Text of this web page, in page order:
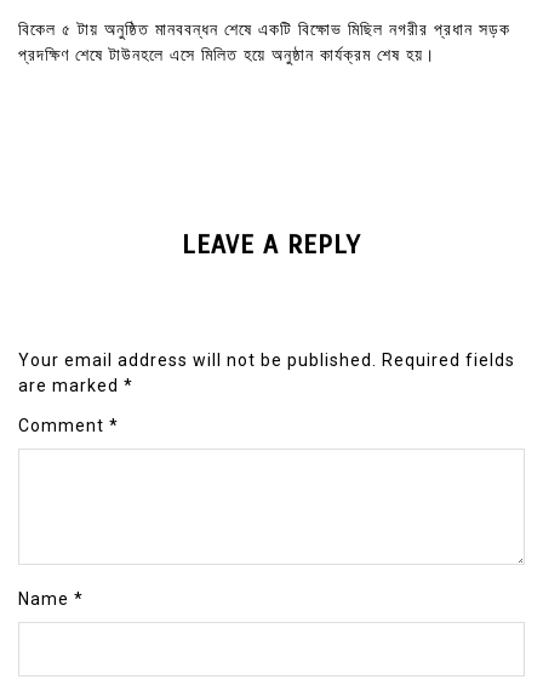
বিকেল ৫ টায় অনুষ্ঠিত মানববন্ধন শেষে একটি বিক্ষোভ মিছিল নগরীর প্রধান সড়ক
প্রদক্ষিণ শেষে টাউনহলে এসে মিলিত হয়ে অনুষ্ঠান কার্যক্রম শেষ হয়।
LEAVE A REPLY
Your email address will not be published.
Required fields
are marked *
Comment *
Name *